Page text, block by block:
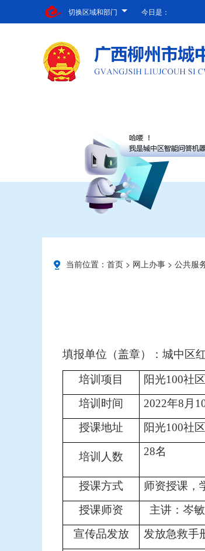
切换区域和部门 今日是：
当前位置： 首页 > 网上办事 > 公共服
填报单位（盖章）：城
培训项目
阳光100社
培训时间
2022年8月
授课地址
阳光100社
培训人数 28名
授课方式
师资授课，
授课师资
主讲
宣传品发放
发放急救手